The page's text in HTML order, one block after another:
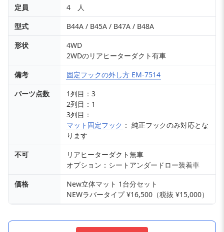
定員
4 人
型式
B44A / B45A / B47A / B48A
形状
4WD
2WDのリアヒーターダクト有車
備考
固定フックの外し方 EM-7514
パーツ点数
1列目：3
2列目：1
3列目：
マット固定フック ： 純正フックのみ対応とな
ります
不可
リアヒーターダクト無車
オプション：シートアンダードロー装着車
価格
New立体マット 1台分セット
NEWラバータイプ ¥16,500（税抜 ¥15,000）